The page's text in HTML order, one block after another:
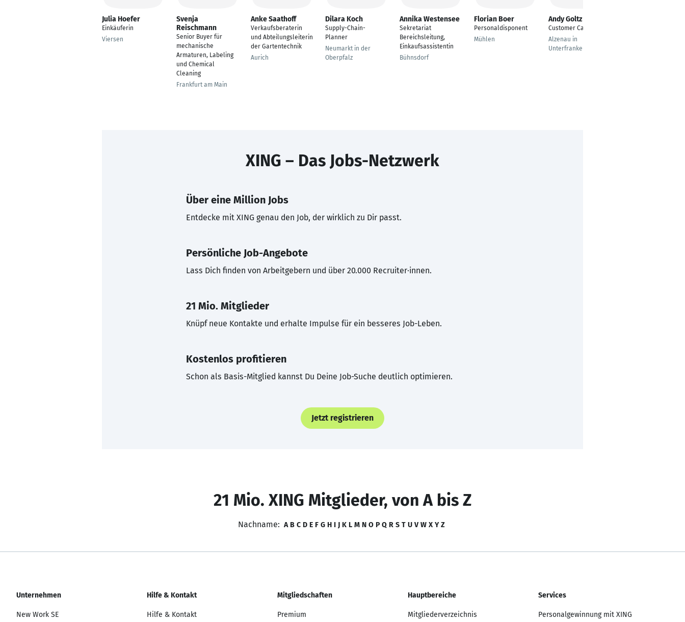
Julia Hoefer
Einkäuferin
Viersen
Svenja
Reischmann
Senior Buyer für
mechanische
Armaturen, Labeling
und Chemical
Cleaning
Frankfurt am Main
Anke Saathoff
Verkaufsberaterin
und Abteilungsleiterin
der Gartentechnik
Aurich
Dilara Koch
Supply-Chain-
Planner
Neumarkt in der
Oberpfalz
Annika Westensee
Sekretariat
Bereichsleitung,
Einkaufsassistentin
Bühnsdorf
Florian Boer
Personaldisponent
Mühlen
Andy Goltz
Customer Care Agent
Alzenau in
Unterfranken
XING – Das Jobs-Netzwerk
Über eine Million Jobs
Entdecke mit XING genau den Job, der wirklich zu Dir passt.
Persönliche Job-Angebote
Lass Dich finden von Arbeitgebern und über 20.000 Recruiter·innen.
21 Mio. Mitglieder
Knüpf neue Kontakte und erhalte Impulse für ein besseres Job-Leben.
Kostenlos profitieren
Schon als Basis-Mitglied kannst Du Deine Job-Suche deutlich optimieren.
Jetzt registrieren
21 Mio. XING Mitglieder, von A bis Z
Nachname: A B C D E F G H I J K L M N O P Q R S T U V W X Y Z
Unternehmen
New Work SE
Hilfe & Kontakt
Hilfe & Kontakt
Mitgliedschaften
Premium
Hauptbereiche
Mitgliederverzeichnis
Services
Personalgewinnung mit XING